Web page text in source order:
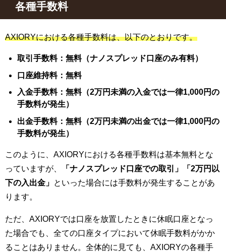
各種手数料
AXIORYにおける各種手数料は、以下のとおりです。
取引手数料：無料（ナノスプレッド口座のみ有料）
口座維持料：無料
入金手数料：無料（2万円未満の入金では一律1,000円の
手数料が発生）
出金手数料：無料（2万円未満の出金では一律1,000円の
手数料が発生）
このように、AXIORYにおける各種手数料は基本無料とな
っていますが、
「ナノスプレッド口座での取引」「2万円以
下の入出金」
といった場合には手数料が発生することがあ
ります。
ただ、AXIORYでは口座を放置したときに休眠口座となっ
た場合でも、全ての口座タイプにおいて休眠手数料がかか
ることはありません。全体的に見ても、AXIORYの各種手